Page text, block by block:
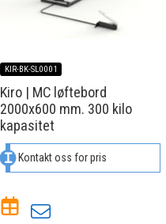
KIR-BK-SL0001
Kiro | MC løftebord
2000x600 mm. 300 kilo
kapasitet
Kontakt oss for pris